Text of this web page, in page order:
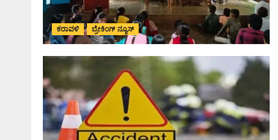
ಕರಾವಳಿ ಬ್ರೇಕಿಂಗ್ ನ್ಯೂಸ್